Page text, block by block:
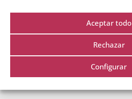
Aceptar todo
Rechazar
Configurar